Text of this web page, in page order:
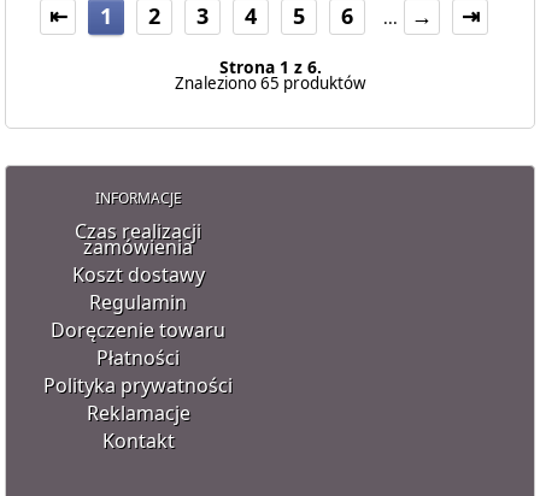
⇤ 1 2 3 4 5 6 ... → ⇥
Strona 1 z 6.
Znaleziono 65 produktów
INFORMACJE
Czas realizacji
zamówienia
Koszt dostawy
Regulamin
Doręczenie towaru
Płatności
Polityka prywatności
Reklamacje
Kontakt